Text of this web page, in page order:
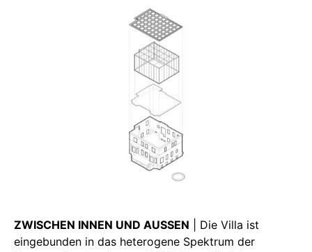
ZWISCHEN INNEN UND AUSSEN | Die Villa ist
eingebunden in das heterogene Spektrum der